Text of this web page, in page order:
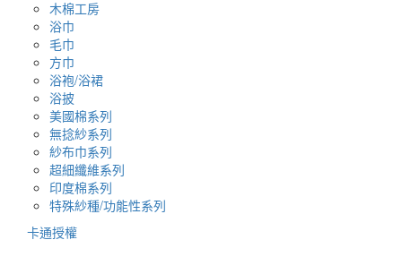
木棉工房
浴巾
毛巾
方巾
浴袍/浴裙
浴披
美國棉系列
無捻紗系列
紗布巾系列
超細纖維系列
印度棉系列
特殊紗種/功能性系列
卡通授權